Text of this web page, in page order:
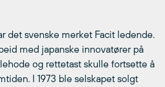
det svenske merket Facit ledende.
med japanske innovatører på
og rettetast skulle fortsette å
I 1973 ble selskapet solgt